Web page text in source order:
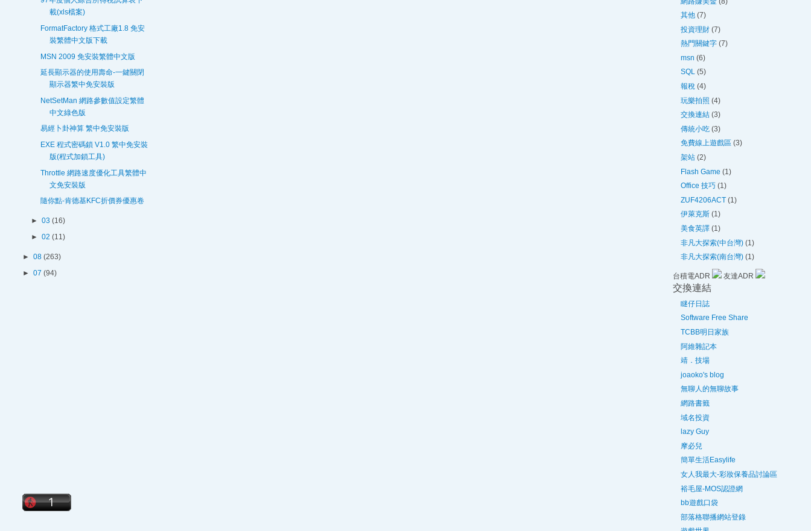
載(xls檔案)
FormatFactory 格式工廠1.8 免安
裝繁體中文版下載
MSN 2009 免安裝繁體中文版
延長顯示器的使用壽命-一鍵關閉
顯示器繁中免安裝版
NetSetMan 網路參數值設定繁體
中文綠色版
易經卜卦神算 繁中免安裝版
EXE 程式密碼鎖 V1.0 繁中免安裝
版(程式加鎖工具)
Throttle 網路速度優化工具繁體中
文免安裝版
隨你點-肯德基KFC折價券優惠卷
►03(16)
►02(11)
► 08 (263)
► 07 (94)
其他 (7)
投資理財 (7)
熱門關鍵字 (7)
msn (6)
SQL (5)
報稅 (4)
玩樂拍照 (4)
交換連結 (3)
傳統小吃 (3)
免費線上遊戲區 (3)
架站 (2)
Flash Game (1)
Office 技巧 (1)
ZUF4206ACT (1)
伊萊克斯 (1)
美食英譯 (1)
非凡大探索(中台灣) (1)
非凡大探索(南台灣) (1)
台積電ADR 友達ADR
交換連結
瞇仔日誌
Software Free Share
TCBB明日家族
阿維雜記本
靖．技場
joaoko's blog
無聊人的無聊故事
網路書籤
域名投資
lazy Guy
摩必兒
簡單生活Easylife
女人我最大-彩妝保養品討論區
裕毛屋-MOS認證網
bb遊戲口袋
部落格聯播網站登錄